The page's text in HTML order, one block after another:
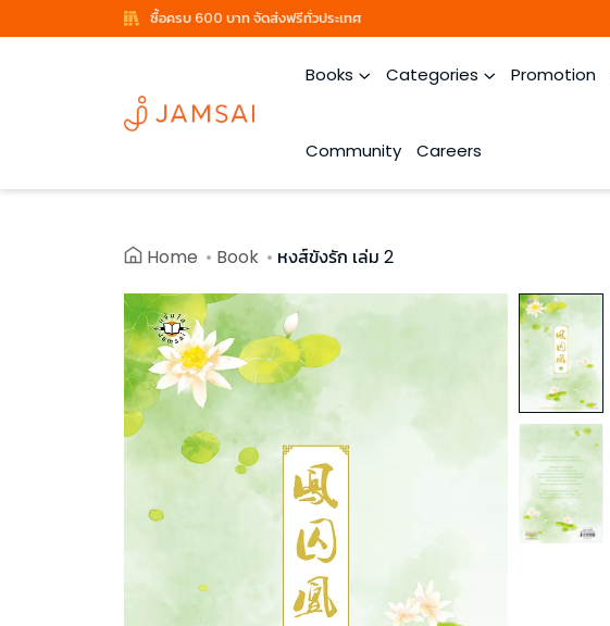
ซื้อครบ 600 บาท จัดส่งฟรีทั่วประเทศ
Books Categories Promotion
Community Careers
Home Book หงส์ขังรัก เล่ม 2